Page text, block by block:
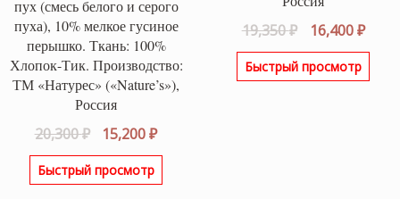
пух (смесь белого и серого
пуха), 10% мелкое гусиное
перышко. Ткань: 100%
Хлопок-Тик. Производство:
ТМ «Натурес» («Nature’s»),
Россия
20,300₽
Первоначальная
цена
составляла
15,200₽Текущая
цена:
Быстрый просмотр
19,350₽
цена
составляла
16,400₽
Быстрый просмотр